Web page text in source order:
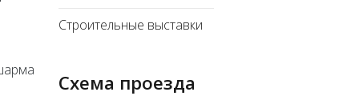
Строительные выставки
Схема проезда